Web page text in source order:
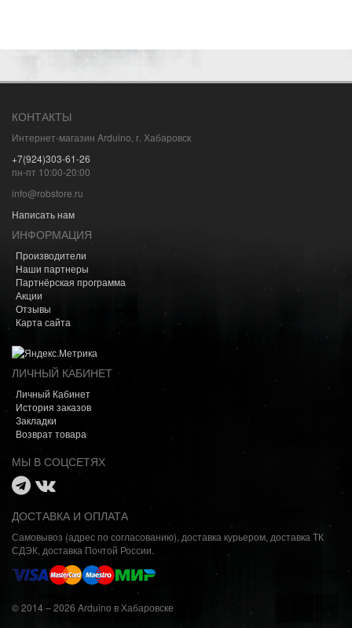
КОНТАКТЫ
Интернет-магазин Arduino, г. Хабаровск
+7(924)303-61-26
пн-пт 10:00-20:00
info@robstore.ru
Написать нам
ИНФОРМАЦИЯ
Производители
Наши партнеры
Партнёрская программа
Акции
Отзывы
Карта сайта
ЛИЧНЫЙ КАБИНЕТ
Личный Кабинет
История заказов
Закладки
Возврат товара
МЫ В СОЦСЕТЯХ
ДОСТАВКА И ОПЛАТА
Самовывоз (адрес по согласованию), доставка курьером, доставка ТК
СДЭК, доставка Почтой России.
© 2014 – 2026 Arduino в Хабаровске